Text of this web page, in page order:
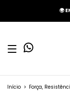
🌍
Início > Força,